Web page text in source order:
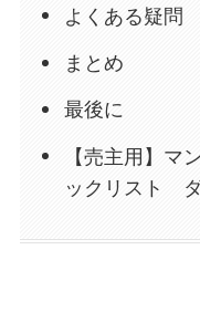
よくある疑問
まとめ
最後に
【売主用】
ックリスト